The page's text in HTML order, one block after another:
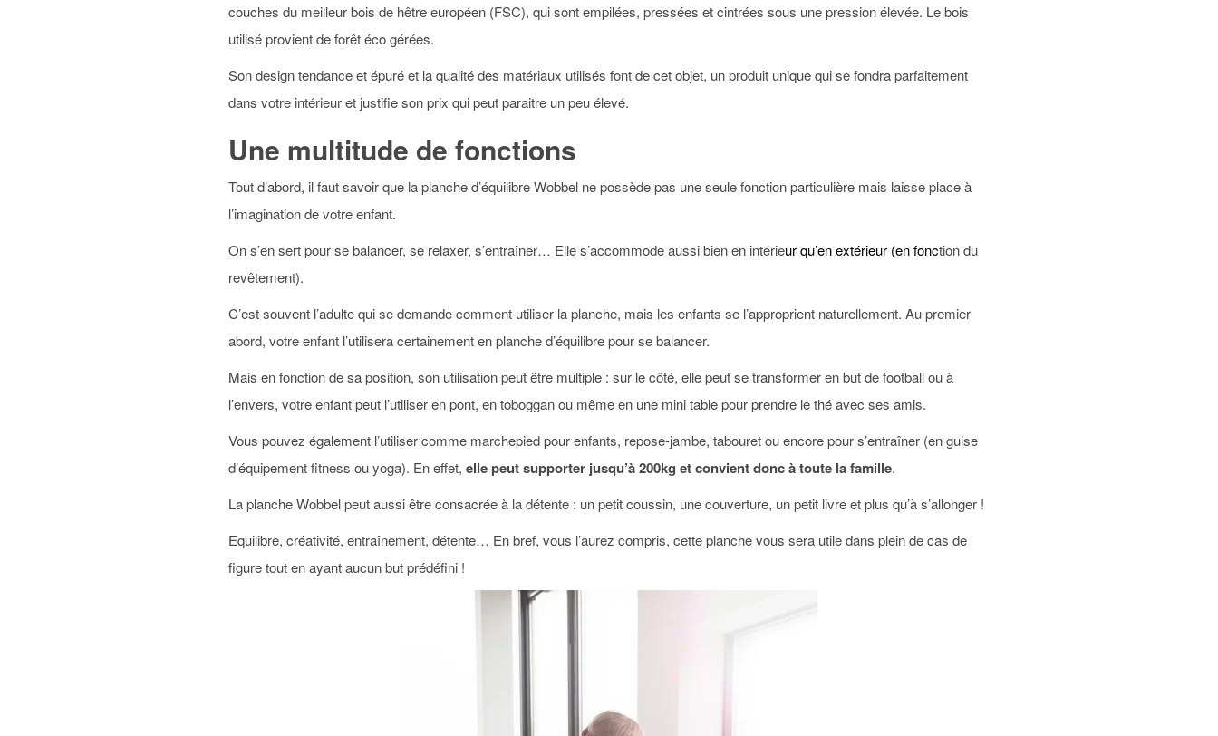
couches du meilleur bois de hêtre européen (FSC), qui sont empilées, pressées et cintrées sous une pression élevée. Le bois
utilisé provient de forêt éco gérées.
Son design tendance et épuré et la qualité des matériaux utilisés font de cet objet, un produit unique qui se fondra parfaitement
dans votre intérieur et justifie son prix qui peut paraitre un peu élevé.
Une multitude de fonctions
Tout d’abord, il faut savoir que la planche d’équilibre Wobbel ne possède pas une seule fonction particulière mais laisse place à
l’imagination de votre enfant.
On s’en sert pour se balancer, se relaxer, s’entraîner… Elle s’accommode aussi bien en intérieur qu’en extérieur (en fonction du
revêtement).
C’est souvent l’adulte qui se demande comment utiliser la planche, mais les enfants se l’approprient naturellement. Au premier
abord, votre enfant l’utilisera certainement en planche d’équilibre pour se balancer.
Mais en fonction de sa position, son utilisation peut être multiple : sur le côté, elle peut se transformer en but de football ou à
l’envers, votre enfant peut l’utiliser en pont, en toboggan ou même en une mini table pour prendre le thé avec ses amis.
Vous pouvez également l’utiliser comme marchepied pour enfants, repose-jambe, tabouret ou encore pour s’entraîner (en guise
d’équipement fitness ou yoga). En effet, elle peut supporter jusqu’à 200kg et convient donc à toute la famille.
La planche Wobbel peut aussi être consacrée à la détente : un petit coussin, une couverture, un petit livre et plus qu’à s’allonger !
Equilibre, créativité, entraînement, détente… En bref, vous l’aurez compris, cette planche vous sera utile dans plein de cas de
figure tout en ayant aucun but prédéfini !